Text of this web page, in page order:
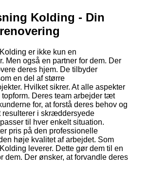
Kolding - Din
er ikke kun en
Men også en partner for dem. Der
deres hjem. De tilbyder
en del af større
Hvilket sikrer. At alle aspekter
topform. Deres team arbejder tæt
for, at forstå deres behov og
resulterer i skræddersyede
til hver enkelt situation.
pris på den professionelle
høje kvalitet af arbejdet. Som
leverer. Dette gør dem til en
dem. Der ønsker, at forvandle deres